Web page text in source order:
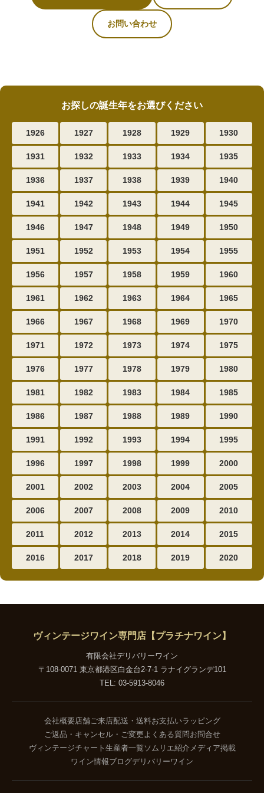
お問い合わせ
お探しの誕生年をお選びください
1926 1927 1928 1929 1930
1931 1932 1933 1934 1935
1936 1937 1938 1939 1940
1941 1942 1943 1944 1945
1946 1947 1948 1949 1950
1951 1952 1953 1954 1955
1956 1957 1958 1959 1960
1961 1962 1963 1964 1965
1966 1967 1968 1969 1970
1971 1972 1973 1974 1975
1976 1977 1978 1979 1980
1981 1982 1983 1984 1985
1986 1987 1988 1989 1990
1991 1992 1993 1994 1995
1996 1997 1998 1999 2000
2001 2002 2003 2004 2005
2006 2007 2008 2009 2010
2011 2012 2013 2014 2015
2016 2017 2018 2019 2020
ヴィンテージワイン専門店【プラチナワイン】
有限会社デリバリーワイン
〒108-0071 東京都港区白金台2-7-1 ラナイグランデ101
TEL: 03-5913-8046
会社概要店舗ご来店配送・送料お支払いラッピング
ご返品・キャンセル・ご変更よくある質問 お問合せ
ヴィンテージチャート 生産者一覧 ソムリエ紹介 メディア掲載
ワイン情報ブログデリバリーワイン